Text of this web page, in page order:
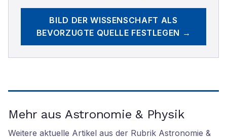
BILD DER WISSENSCHAFT ALS
BEVORZUGTE QUELLE FESTLEGEN →
Mehr aus Astronomie & Physik
Weitere aktuelle Artikel aus der Rubrik Astronomie &